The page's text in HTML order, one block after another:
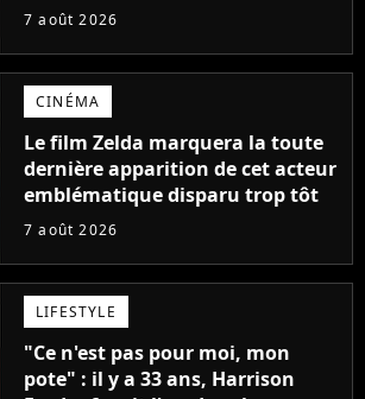
7 août 2026
CINÉMA
Le film Zelda marquera la toute
dernière apparition de cet acteur
emblématique disparu trop tôt
7 août 2026
LIFESTYLE
"Ce n'est pas pour moi, mon
pote" : il y a 33 ans, Harrison